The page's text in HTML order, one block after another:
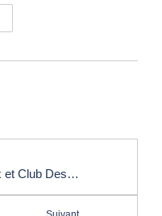
SAS 2025 : Notre Voix et Club Des Dirigeants unissent leurs forces pour l’Afrique des Solutions